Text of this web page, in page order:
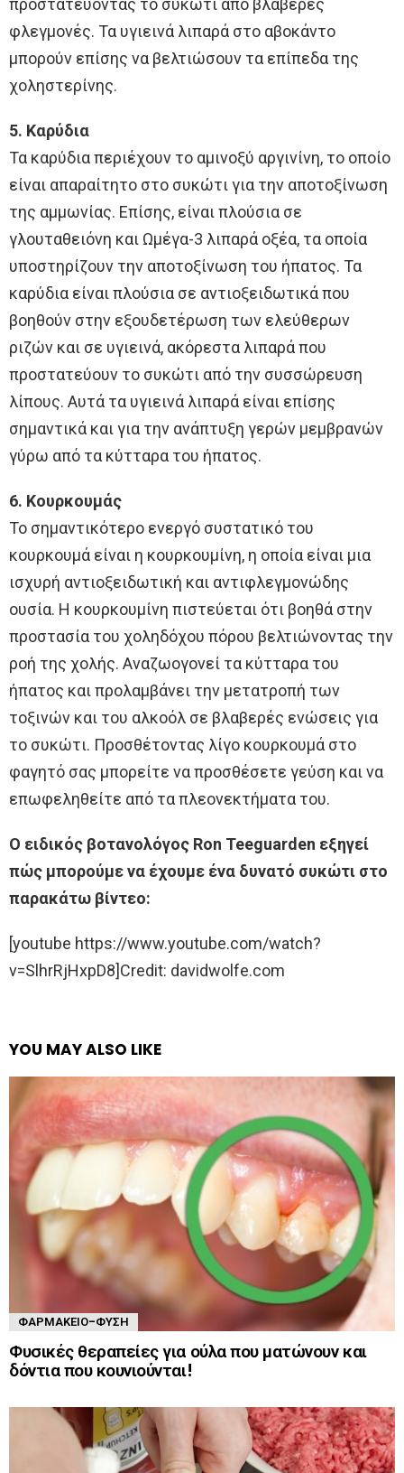
προστατεύοντας το συκώτι από βλαβερές
φλεγμονές. Τα υγιεινά λιπαρά στο αβοκάντο
μπορούν επίσης να βελτιώσουν τα επίπεδα της
χοληστερίνης.
5. Καρύδια
Τα καρύδια περιέχουν το αμινοξύ αργινίνη, το οποίο
είναι απαραίτητο στο συκώτι για την αποτοξίνωση
της αμμωνίας. Επίσης, είναι πλούσια σε
γλουταθειόνη και Ωμέγα-3 λιπαρά οξέα, τα οποία
υποστηρίζουν την αποτοξίνωση του ήπατος. Τα
καρύδια είναι πλούσια σε αντιοξειδωτικά που
βοηθούν στην εξουδετέρωση των ελεύθερων
ριζών και σε υγιεινά, ακόρεστα λιπαρά που
προστατεύουν το συκώτι από την συσσώρευση
λίπους. Αυτά τα υγιεινά λιπαρά είναι επίσης
σημαντικά και για την ανάπτυξη γερών μεμβρανών
γύρω από τα κύτταρα του ήπατος.
6. Κουρκουμάς
Το σημαντικότερο ενεργό συστατικό του
κουρκουμά είναι η κουρκουμίνη, η οποία είναι μια
ισχυρή αντιοξειδωτική και αντιφλεγμονώδης
ουσία. Η κουρκουμίνη πιστεύεται ότι βοηθά στην
προστασία του χοληδόχου πόρου βελτιώνοντας την
ροή της χολής. Αναζωογονεί τα κύτταρα του
ήπατος και προλαμβάνει την μετατροπή των
τοξινών και του αλκοόλ σε βλαβερές ενώσεις για
το συκώτι. Προσθέτοντας λίγο κουρκουμά στο
φαγητό σας μπορείτε να προσθέσετε γεύση και να
επωφεληθείτε από τα πλεονεκτήματα του.
Ο ειδικός βοτανολόγος Ron Teeguarden εξηγεί
πώς μπορούμε να έχουμε ένα δυνατό συκώτι στο
παρακάτω βίντεο:
[youtube https://www.youtube.com/watch?
v=SlhrRjHxpD8]Credit: davidwolfe.com
YOU MAY ALSO LIKE
ΦΑΡΜΑΚΕΊΟ-ΦΎΣΗ
Φυσικές θεραπείες για ούλα που ματώνουν και
δόντια που κουνιούνται!